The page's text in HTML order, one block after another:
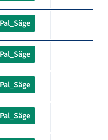
Pal_Säge
Pal_Säge
Pal_Säge
Pal_Säge